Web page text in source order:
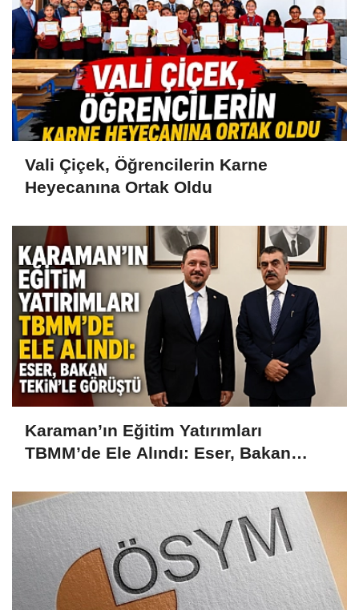
Vali Çiçek, Öğrencilerin Karne
Heyecanına Ortak Oldu
Karaman’ın Eğitim Yatırımları
TBMM’de Ele Alındı: Eser, Bakan